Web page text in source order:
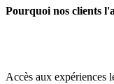
Pourquoi nos clients
Accès aux expériences